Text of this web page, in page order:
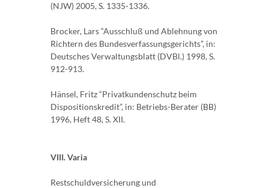
(NJW) 2005, S. 1335-1336.
Brocker, Lars “Ausschluß und Ablehnung von
Richtern des Bundesverfassungsgerichts”, in:
Deutsches Verwaltungsblatt (DVBl.) 1998, S.
912-913.
Hänsel, Fritz “Privatkundenschutz beim
Dispositionskredit”, in: Betriebs-Berater (BB)
1996, Heft 48, S. XII.
VIII. Varia
Restschuldversicherung und